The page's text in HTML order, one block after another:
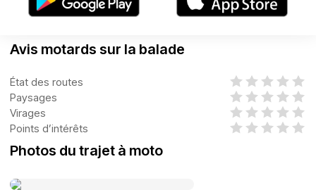
Avis motards sur la balade
État des routes
Paysages
Virages
Points d’intérêts
Photos du trajet à moto